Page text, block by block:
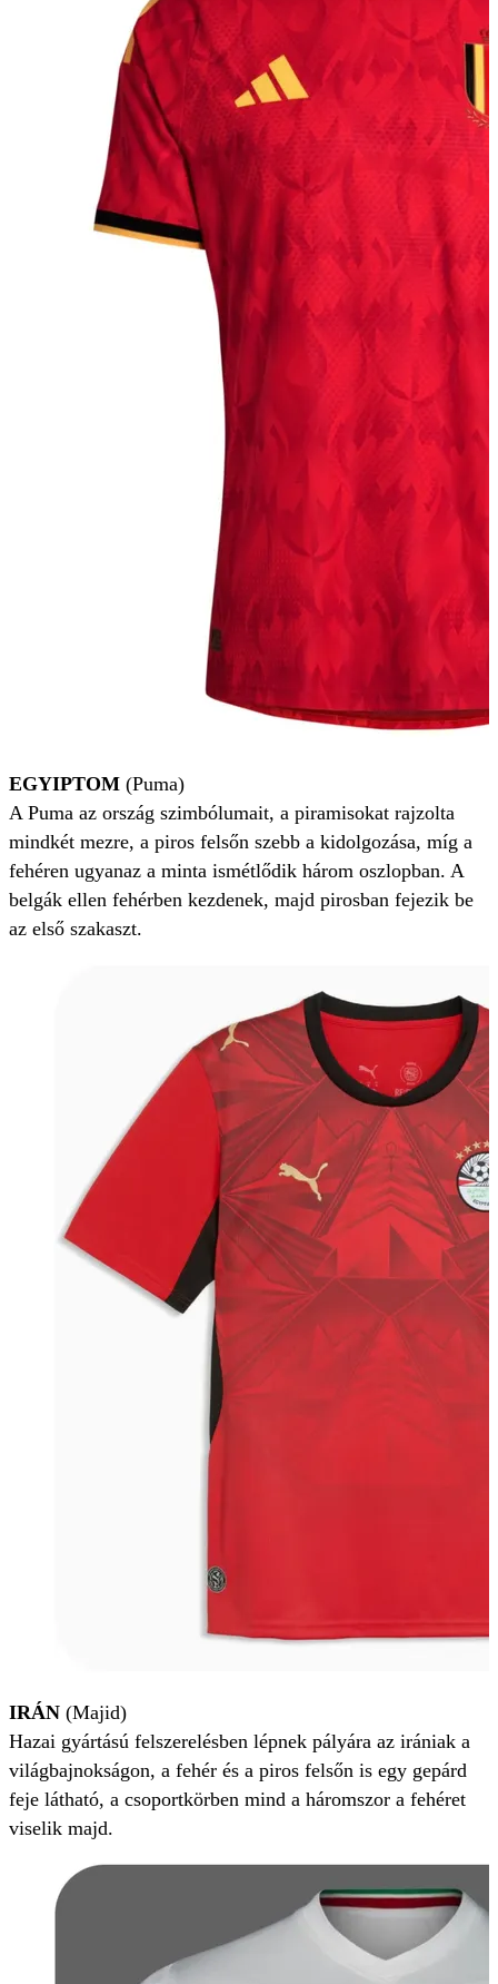
EGYIPTOM (Puma)
A Puma az ország szimbólumait, a piramisokat rajzolta
mindkét mezre, a piros felsőn szebb a kidolgozása, míg a
fehéren ugyanaz a minta ismétlődik három oszlopban. A
belgák ellen fehérben kezdenek, majd pirosban fejezik be
az első szakaszt.
IRÁN (Majid)
Hazai gyártású felszerelésben lépnek pályára az irániak a
világbajnokságon, a fehér és a piros felsőn is egy gepárd
feje látható, a csoportkörben mind a háromszor a fehéret
viselik majd.